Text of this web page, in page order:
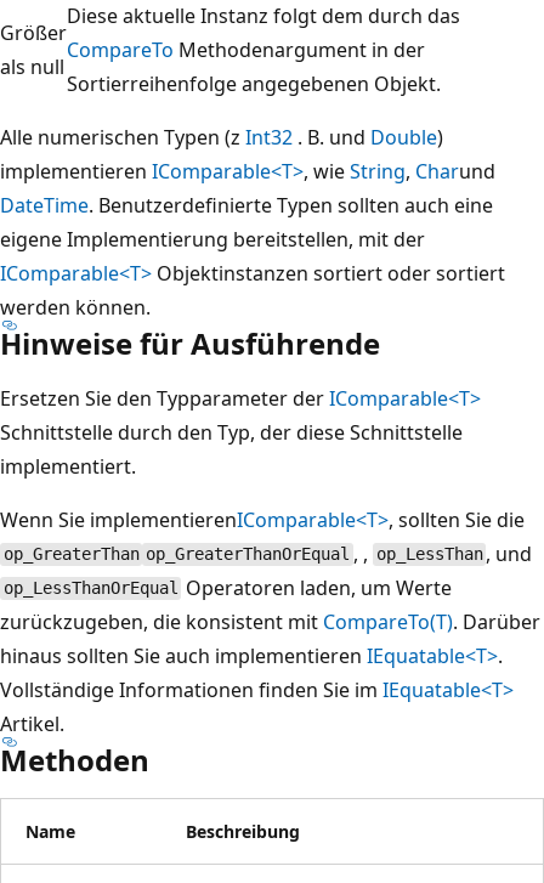
Größer
als null
Diese aktuelle Instanz folgt dem durch das
CompareTo Methodenargument in der
Sortierreihenfolge angegebenen Objekt.
Alle numerischen Typen (z Int32 . B. und Double)
implementieren IComparable<T>, wieString, Charund
DateTime. Benutzerdefinierte Typen sollten auch eine
eigene Implementierung bereitstellen, mit der
IComparable<T> Objektinstanzen sortiert oder sortiert
werden können.
Hinweise für Ausführende
Ersetzen Sie den Typparameter derIComparable<T>
Schnittstelle durch den Typ, der diese Schnittstelle
implementiert.
Wenn Sie implementierenIComparable<T>, sollten Sie die
op_GreaterThan op_GreaterThanOrEqual , , op_LessThan , und
op_LessThanOrEqual Operatoren laden, um Werte
zurückzugeben, die konsistent mit CompareTo(T). Darüber
hinaus sollten Sie auch implementieren IEquatable<T>.
Vollständige Informationen finden Sie im IEquatable<T>
Artikel.
Methoden
Name Beschreibung